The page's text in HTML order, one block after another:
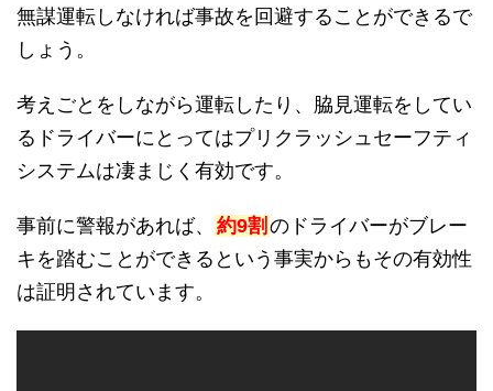
無謀運転しなければ事故を回避することができるで
しょう。
考えごとをしながら運転したり、脇見運転をしてい
るドライバーにとってはプリクラッシュセーフティ
システムは凄まじく有効です。
事前に警報があれば、 約9割 のドライバーがブレー
キを踏むことができるという事実からもその有効性
は証明されています。